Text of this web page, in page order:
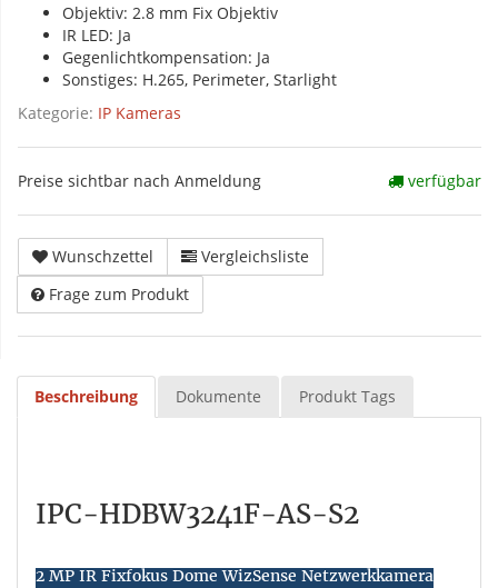
Objektiv: 2.8 mm Fix Objektiv
IR LED: Ja
Gegenlichtkompensation: Ja
Sonstiges: H.265, Perimeter, Starlight
Kategorie: IP Kameras
Preise sichtbar nach Anmeldung verfügbar
Wunschzettel
Vergleichsliste
Frage zum Produkt
Beschreibung Dokumente Produkt Tags
IPC-HDBW3241F-AS-S2
2 MP IR Fixfokus Dome WizSense Netzwerkkamera